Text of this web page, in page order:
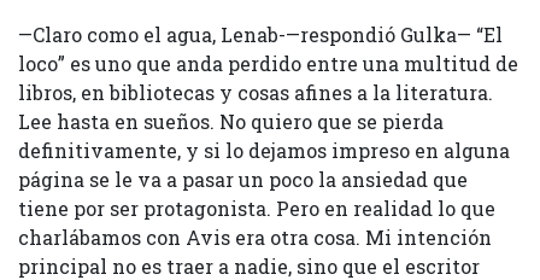
—Claro como el agua, Lenab-—respondió Gulka— “El
loco” es uno que anda perdido entre una multitud de
libros, en bibliotecas y cosas afines a la literatura.
Lee hasta en sueños. No quiero que se pierda
definitivamente, y si lo dejamos impreso en alguna
página se le va a pasar un poco la ansiedad que
tiene por ser protagonista. Pero en realidad lo que
charlábamos con Avis era otra cosa. Mi intención
principal no es traer a nadie, sino que el escritor